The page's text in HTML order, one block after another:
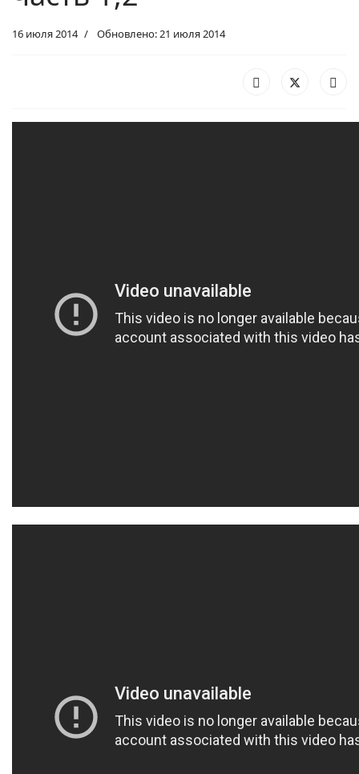
16 июля 2014 Обновлено: 21 июля 2014